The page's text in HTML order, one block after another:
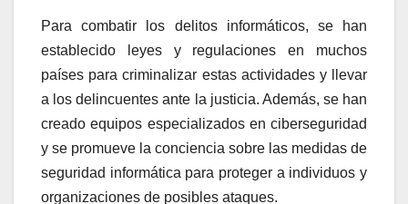
Para combatir los delitos informáticos, se han
establecido leyes y regulaciones en muchos
países para criminalizar estas actividades y llevar
a los delincuentes ante la justicia. Además, se han
creado equipos especializados en ciberseguridad
y se promueve la conciencia sobre las medidas de
seguridad informática para proteger a individuos y
organizaciones de posibles ataques.